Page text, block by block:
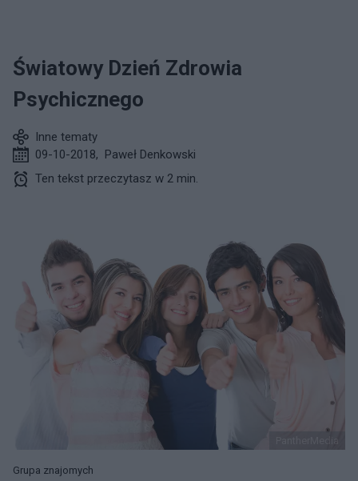
Światowy Dzień Zdrowia
Psychicznego
Inne tematy
09-10-2018, Paweł Denkowski
Ten tekst przeczytasz w 2 min.
PantherMedia
Grupa znajomych